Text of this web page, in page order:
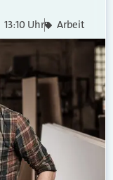
13:10 Uhr Arbeit